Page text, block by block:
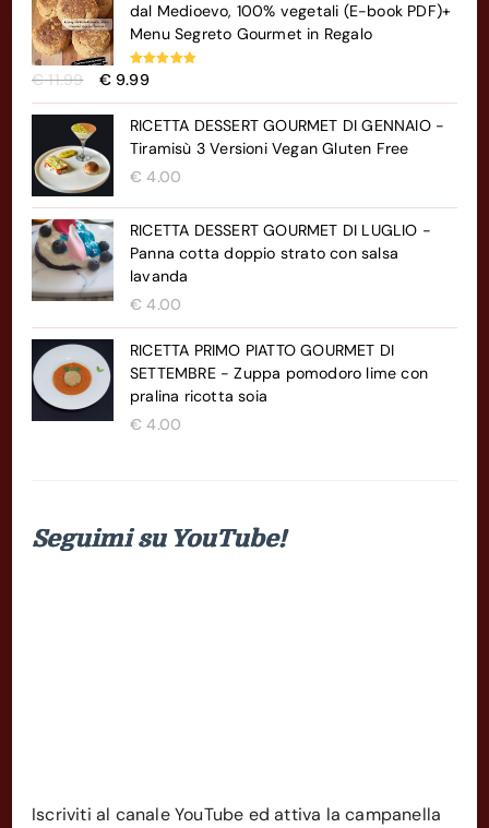
dal Medioevo, 100% vegetali (E-book PDF)+
Menu Segreto Gourmet in Regalo
Valutato
5.00
€11.99
prezzo
originale
era:
€ 11.99.
€9.99Il
prezzo
attuale
è:
€ 9.99.
RICETTA DESSERT GOURMET DI GENNAIO -
Tiramisù 3 Versioni Vegan Gluten Free
€ 4.00
RICETTA DESSERT GOURMET DI LUGLIO -
Panna cotta doppio strato con salsa
lavanda
€ 4.00
RICETTA PRIMO PIATTO GOURMET DI
SETTEMBRE - Zuppa pomodoro lime con
pralina ricotta soia
€ 4.00
Seguimi su YouTube!
Iscriviti al canale YouTube ed attiva la campanella